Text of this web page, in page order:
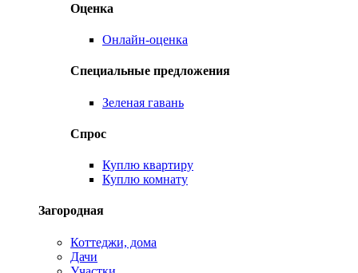
Оценка
Онлайн-оценка
Специальные предложения
Зеленая гавань
Спрос
Куплю квартиру
Куплю комнату
Загородная
Коттеджи, дома
Дачи